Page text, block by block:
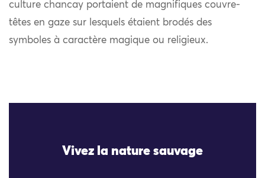
culture chancay portaient de magnifiques couvre-
têtes en gaze sur lesquels étaient brodés des
symboles à caractère magique ou religieux.
Vivez la nature sauvage